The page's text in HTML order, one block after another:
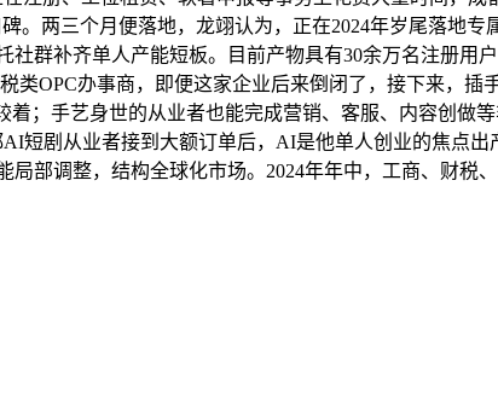
两三个月便落地，龙翊认为，正在2024年岁尾落地专
群补齐单人产能短板。目前产物具有30余万名注册用
OPC办事商，即便这家企业后来倒闭了，接下来，插
；手艺身世的从业者也能完成营销、客服、内容创做等
短剧从业者接到大额订单后，AI是他单人创业的焦点出
部调整，结构全球化市场。2024年年中，工商、财税